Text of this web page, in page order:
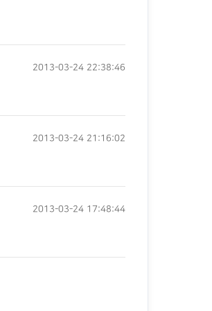
2013-03-24 22:38:46
2013-03-24 21:16:02
2013-03-24 17:48:44